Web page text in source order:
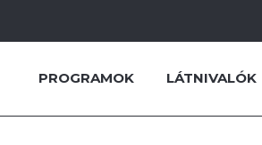
PROGRAMOK LÁTNIVALÓK